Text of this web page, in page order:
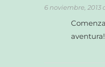
6 noviembre, 2013